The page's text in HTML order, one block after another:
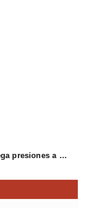
Ángel García niega presiones a comercios y asegura que el Ayuntamiento cumple "de manera muy rigurosa" la Ley de Contratos